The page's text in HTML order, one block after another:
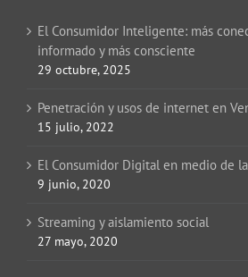
El Consumidor Inteligente: más
informado y más consciente
29 octubre, 2025
Penetración y usos de internet en
15 julio, 2022
El Consumidor Digital en medio de
9 junio, 2020
Streaming y aislamiento social
27 mayo, 2020